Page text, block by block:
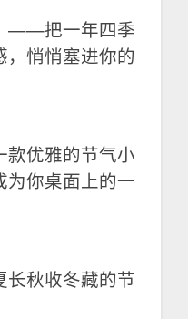
——把一年四季
，悄悄塞进你的
款优雅的节气小
为你桌面上的一
长秋收冬藏的节